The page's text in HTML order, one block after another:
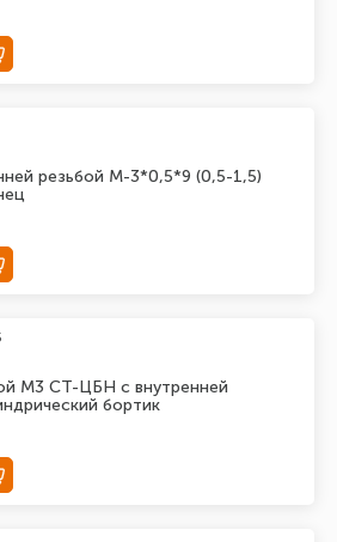
резьбой М-3*0,5*9 (0,5-1,5)
М3 СТ-ЦБН с внутренней
бортик